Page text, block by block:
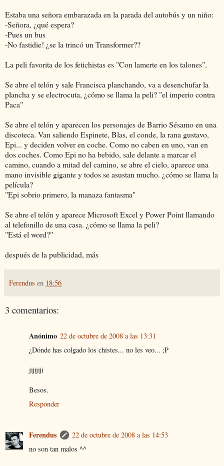
Estaba una señora embarazada en la parada del autobús y un niño:
-Señora, ¿qué espera?
-Pues un bus
-No fastidie! ¿se la trincó un Transformer??
La peli favorita de los fetichistas es "Con lamerte en los talones".
Se abre el telón y sale Francisca planchando, va a desenchufar la
plancha y se electrocuta, ¿cómo se llama la peli? "el imperio contra
Paca"
Se abre el telón y aparecen los personajes de Barrio Sésamo en una
discoteca. Van saliendo Espinete, Blas, el conde, la rana gustavo,
Epi... y deciden volver en coche. Como no caben en uno, van en
dos coches. Como Epi no ha bebido, sale delante a marcar el
camino, cuando a mitad del camino, se abre el cielo, aparece una
mano invisible gigante y todos se asustan mucho. ¿cómo se llama la
película?
"Epi sobrio primero, la manaza fantasma"
Se abre el telón y aparece Microsoft Excel y Power Point llamando
al telefonillo de una casa. ¿cómo se llama la peli?
"Está el word?"
después de la publicidad, más
Ferendus en 18:56
3 comentarios:
Anónimo 22 de octubre de 2008 a las 13:31
¿Dónde has colgado los chistes... no les veo... ;P
jijijiji
Besos.
Responder
Ferendus
22 de octubre de 2008 a las 14:53
no son tan malos ^^